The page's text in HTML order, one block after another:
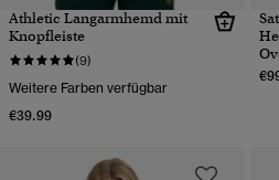
Athletic Langarmhemd mit
Knopfleiste
(9)
Weitere Farben verfügbar
€39.99